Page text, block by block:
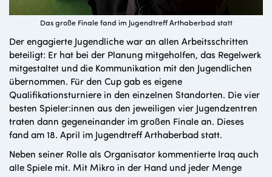
Das große Finale fand im Jugendtreff Arthaberbad statt
Der engagierte Jugendliche war an allen Arbeitsschritten
beteiligt: Er hat bei der Planung mitgeholfen, das Regelwerk
mitgestaltet und die Kommunikation mit den Jugendlichen
übernommen. Für den Cup gab es eigene
Qualifikationsturniere in den einzelnen Standorten. Die vier
besten Spieler:innen aus den jeweiligen vier Jugendzentren
traten dann gegeneinander im großen Finale an. Dieses
fand am 18. April im Jugendtreff Arthaberbad statt.
Neben seiner Rolle als Organisator kommentierte Iraq auch
alle Spiele mit. Mit Mikro in der Hand und jeder Menge